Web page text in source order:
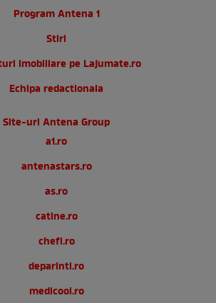
Program Antena 1
Stiri
imobiliare pe Lajumate.ro
Echipa redactionala
Site-uri Antena Group
a1.ro
antenastars.ro
as.ro
catine.ro
chefi.ro
deparinti.ro
medicool.ro